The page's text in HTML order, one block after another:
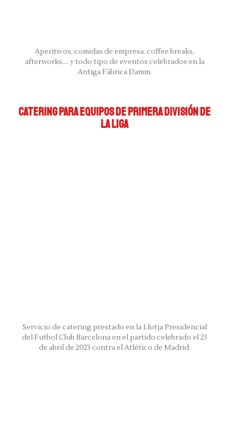
Aperitivos, comidas de empresa, coffee breaks,
afterworks,... y todo tipo de eventos celebrados en la
Antiga Fàbrica Damm.
CATERING PARA EQUIPOS DE PRIMERA DIVISIÓN DE
LA LIGA
Servicio de catering prestado en la Llotja Presidencial
del Futbol Club Barcelona en el partido celebrado el 23
de abril de 2023 contra el Atlético de Madrid.